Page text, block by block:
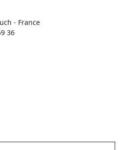
- France
36